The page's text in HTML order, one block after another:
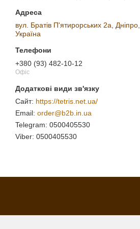
вул. Братів П'ятирорських 2а, Дніпро,
Україна
+380 (93) 482-10-12
Офіс
https://tetris.net.ua/
order@b2b.in.ua
0500405530
0500405530